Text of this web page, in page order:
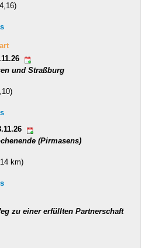
und Straßburg
(Pirmasens)
km)
zu einer erfüllten Partnerschaft